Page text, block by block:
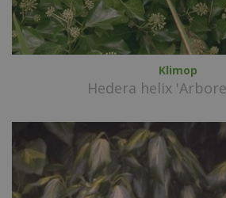
Klimop
Hedera helix